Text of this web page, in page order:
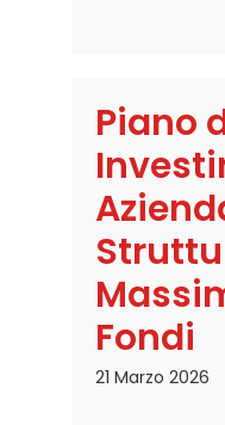
Piano
Fondi
21 Marzo 2026